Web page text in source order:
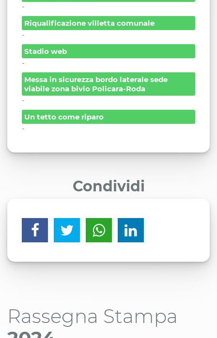
-
Riqualificazione villetta comunale
-
Stadio web
-
Messa in sicurezza bordo laterale sede
viabile zona bivio Policara-Roda
-
Un tetto come riparo
-
Condividi
Rassegna Stampa